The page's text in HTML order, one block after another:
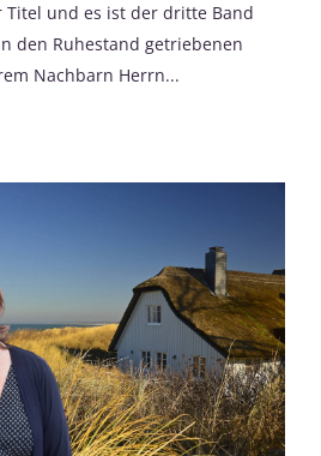
und es ist der dritte Band
den Ruhestand getriebenen
Nachbarn Herrn...